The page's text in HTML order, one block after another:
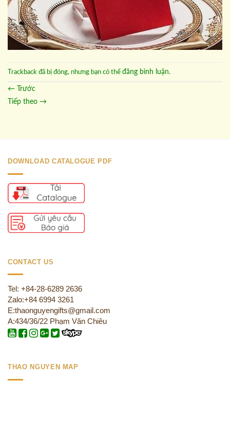
Trackback đã bị đóng, nhưng bạn có thể đăng bình luận.
← Trước
Tiếp theo →
DOWNLOAD CATALOGUE PDF
CONTACT US
Tel: +84-28-6289 2636
Zalo:+84 6994 3261
E:thaonguyengifts@gmail.com
A:434/36/22 Phạm Văn Chiêu
THAO NGUYEN MAP